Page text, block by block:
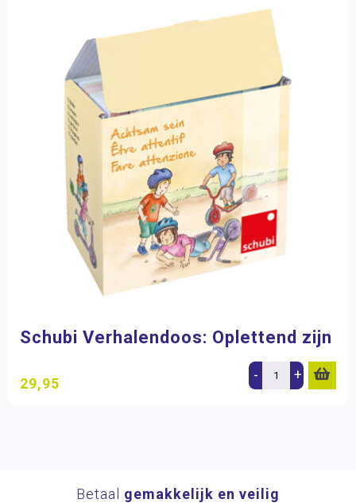
Schubi Verhalendoos: Oplettend zijn
29,95 - +
Betaal gemakkelijk en veilig